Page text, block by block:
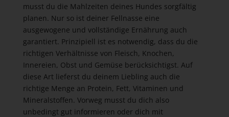
musst du die Mahlzeiten deines Hundes sorgfältig
planen. Nur so ist deiner Fellnasse eine
ausgewogene und vollständige Ernährung auch
garantiert. Prinzipiell ist es notwendig, dass du die
richtigen Verhältnisse von Fleisch, Knochen,
Innereien, Obst und Gemüse berücksichtigst. Auf
diese Art lieferst du deinem Liebling auch die
richtige Menge an Protein, Fett, Vitaminen und
Mineralstoffen. Vorweg musst du dich also
unbedingt gut informieren oder dich mit